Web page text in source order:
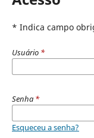
* Indica campo
Usuário *
Senha *
Esqueceu a senha?